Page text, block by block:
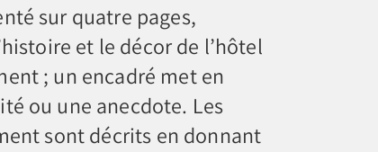
sur quatre pages,
et le décor de l’hôtel
; un encadré met en
ou une anecdote. Les
sont décrits en donnant